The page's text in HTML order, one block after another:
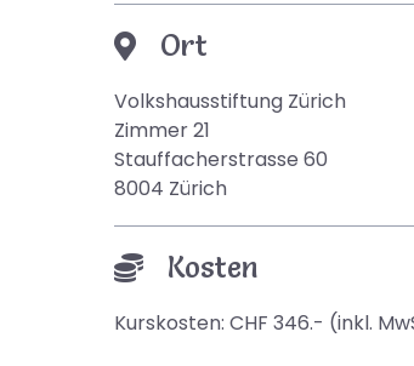
Ort
Volkshausstiftung Zürich
Zimmer 21
Stauffacherstrasse 60
8004 Zürich
Kosten
Kurskosten: CHF 346.- (inkl.